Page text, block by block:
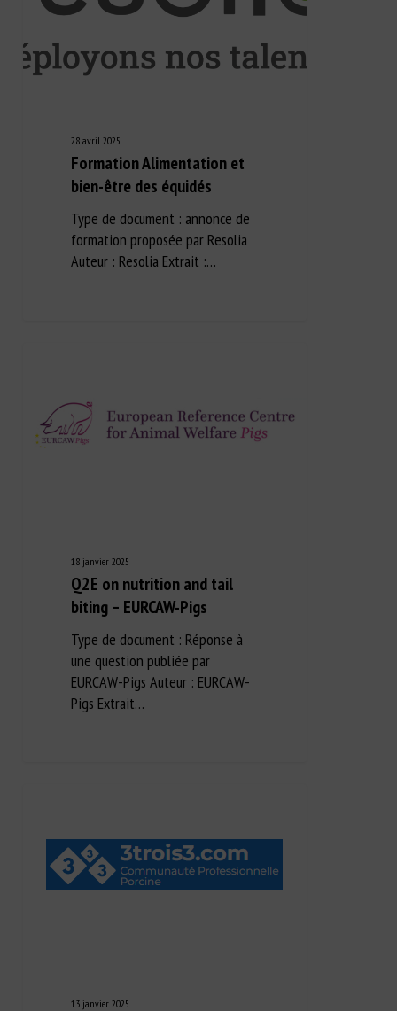
28 avril 2025
Formation Alimentation et
bien-être des équidés
Type de document : annonce de
formation proposée par Resolia
Auteur : Resolia Extrait :…
18 janvier 2025
Q2E on nutrition and tail
biting – EURCAW-Pigs
Type de document : Réponse à
une question publiée par
EURCAW-Pigs Auteur : EURCAW-
Pigs Extrait…
13 janvier 2025